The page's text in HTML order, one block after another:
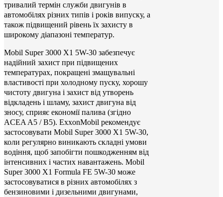
тривалий термін служби двигунів в
автомобілях різних типів і років випуску, а
також підвищений рівень їх захисту в
широкому діапазоні температур.
Mobil Super 3000 X1 5W-30 забезпечує
надійний захист при підвищених
температурах, покращені змащувальні
властивості при холодному пуску, хорошу
чистоту двигуна і захист від утворень
відкладень і шламу, захист двигуна від
зносу, сприяє економії палива (згідно
ACEA A5 / B5). ExxonMobil рекомендує
застосовувати Mobil Super 3000 X1 5W-30,
коли регулярно виникають складні умови
водіння, щоб запобігти пошкодженням від
інтенсивних і частих навантажень. Mobil
Super 3000 X1 Formula FE 5W-30 може
застосовуватися в різних автомобілях з
бензиновими і дизельними двигунами,